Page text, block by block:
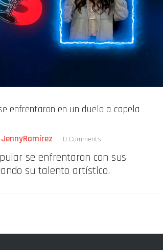
enfrentaron en un duelo a capela
JennyRamírez 0 Comments
se enfrentaron con sus
su talento artístico.